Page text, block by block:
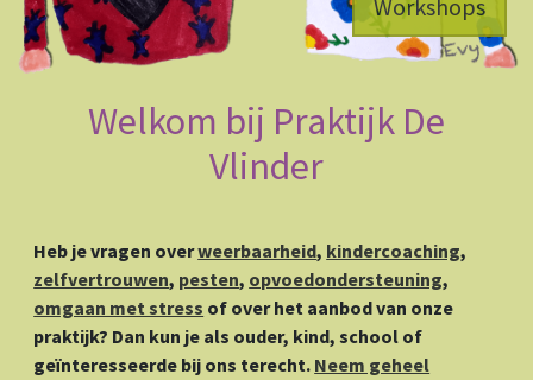
Workshops
Welkom bij Praktijk De
Vlinder
Heb je vragen overweerbaarheid, kindercoaching,
zelfvertrouwen, pesten, opvoedondersteuning,
omgaan met stress of over het aanbod van onze
praktijk? Dan kun je als ouder, kind, school of
geïnteresseerde bij ons terecht. Neem geheel